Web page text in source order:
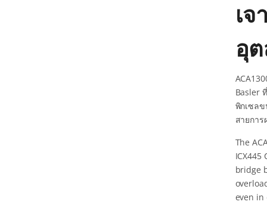
เ
อุ
Basler
พิกเซล
สายกา
The
bridge
even